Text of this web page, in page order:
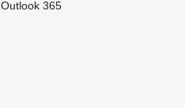
Outlook 365